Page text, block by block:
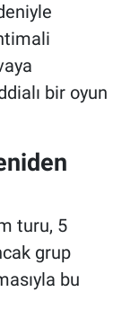
bir oyun
turu, 5
grup
bu